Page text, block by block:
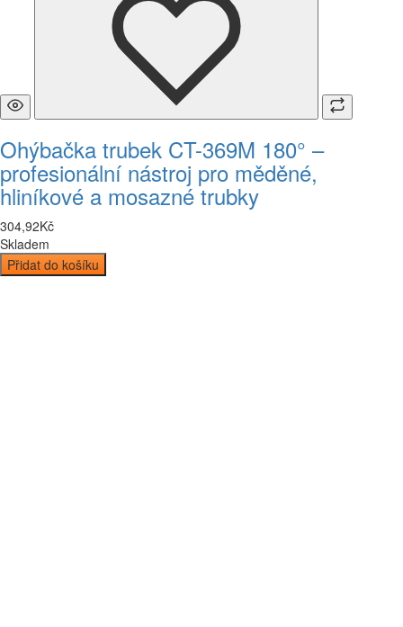
Ohýbačka trubek CT-369M 180° –
profesionální nástroj pro měděné,
hliníkové a mosazné trubky
304,92Kč
Skladem
Přidat do košíku